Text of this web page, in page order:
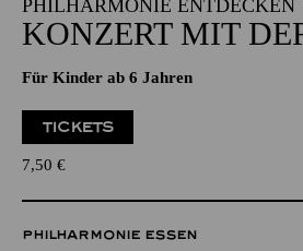
PHILHARMONIE ENTDECKEN
KONZERT MIT
Für Kinder ab 6 Jahren
TICKETS
7,50 €
PHILHARMONIE ESSEN